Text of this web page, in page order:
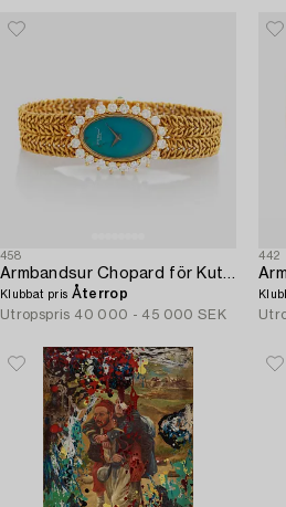
458
Armbandsur Chopard för Kutchinsky 18K guld med tavla av turkos och med diamantkrans.
Klubbat pris Återrop
Utropspris 40 000 - 45 000 SEK
442